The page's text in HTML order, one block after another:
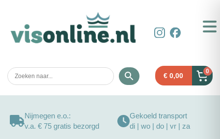
€ 0,00
0
Nijmegen e.o.:
v.a. € 75 gratis bezorgd
Gekoeld transport
di | wo | do | vr | za